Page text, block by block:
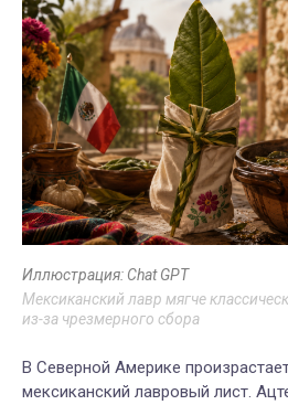
Иллюстрация: Chat GPT
Мексиканский лавр мягче
из-за чрезмерного сбора
В Северной Америке
мексиканский лавровый лист.